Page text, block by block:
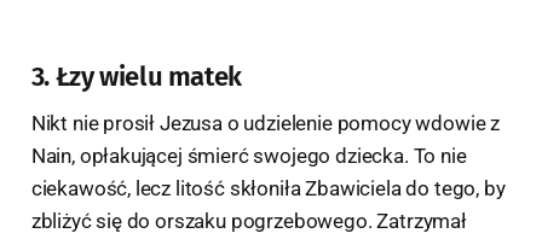
3. Łzy wielu matek
Nikt nie prosił Jezusa o udzielenie pomocy wdowie z
Nain, opłakującej śmierć swojego dziecka. To nie
ciekawość, lecz litość skłoniła Zbawiciela do tego, by
zbliżyć się do orszaku pogrzebowego. Zatrzymał